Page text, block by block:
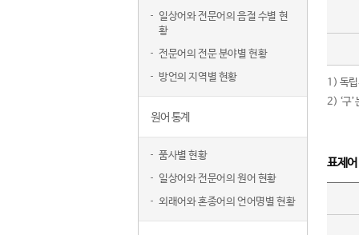
일상어와 전문어의 음절 수별 현
황
전문어의 전문 분야별 현황
방언의 지역별 현황
원어 통계
품사별 현황
일상어와 전문어의 원어 현황
외래어와 혼종어의 언어명별 현황
1) 독립
2) ‘구
표제